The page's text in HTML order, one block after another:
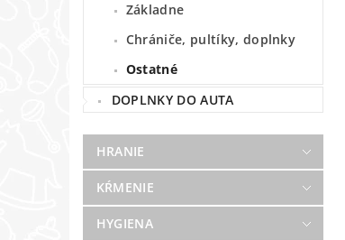
Základne
Chrániče, pultíky, doplnky
Ostatné
DOPLNKY DO AUTA
HRANIE
KŔMENIE
HYGIENA